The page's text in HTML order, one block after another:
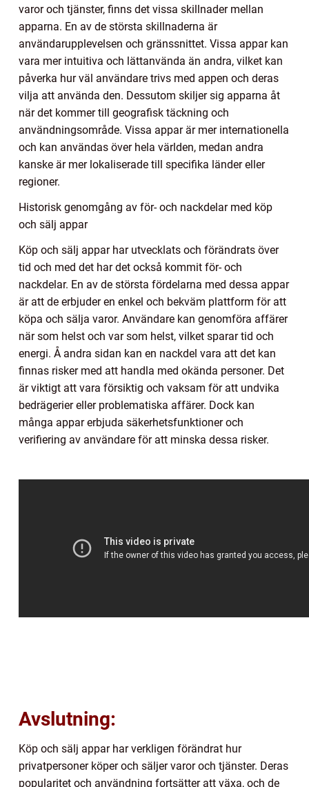
varor och tjänster, finns det vissa skillnader mellan
apparna. En av de största skillnaderna är
användarupplevelsen och gränssnittet. Vissa appar kan
vara mer intuitiva och lättanvända än andra, vilket kan
påverka hur väl användare trivs med appen och deras
vilja att använda den. Dessutom skiljer sig apparna åt
när det kommer till geografisk täckning och
användningsområde. Vissa appar är mer internationella
och kan användas över hela världen, medan andra
kanske är mer lokaliserade till specifika länder eller
regioner.
Historisk genomgång av för- och nackdelar med köp
och sälj appar
Köp och sälj appar har utvecklats och förändrats över
tid och med det har det också kommit för- och
nackdelar. En av de största fördelarna med dessa appar
är att de erbjuder en enkel och bekväm plattform för att
köpa och sälja varor. Användare kan genomföra affärer
när som helst och var som helst, vilket sparar tid och
energi. Å andra sidan kan en nackdel vara att det kan
finnas risker med att handla med okända personer. Det
är viktigt att vara försiktig och vaksam för att undvika
bedrägerier eller problematiska affärer. Dock kan
många appar erbjuda säkerhetsfunktioner och
verifiering av användare för att minska dessa risker.
Avslutning:
Köp och sälj appar har verkligen förändrat hur
privatpersoner köper och säljer varor och tjänster. Deras
popularitet och användning fortsätter att växa, och de